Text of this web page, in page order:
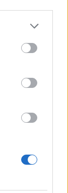
more Google
may click to
tags to
Google
του
ούτε
είναι
όσο και η